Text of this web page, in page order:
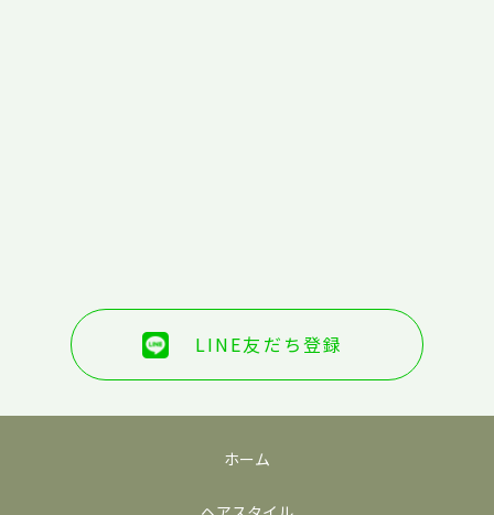
LINE友だち登録
ホーム